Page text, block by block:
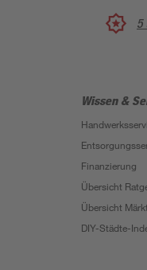
5
Wissen &
Finanzierung
Übersicht
Übersicht
DIY-Städte-